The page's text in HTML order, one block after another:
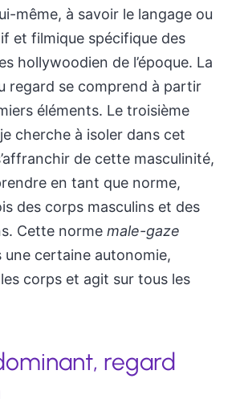
même, à savoir le langage ou
et filmique spécifique des
hollywoodien de l’époque. La
regard se comprend à partir
éléments. Le troisième
cherche à isoler dans cet
de cette masculinité,
en tant que norme,
des corps masculins et des
Cette norme male-gaze
une certaine autonomie,
corps et agit sur tous les
regard